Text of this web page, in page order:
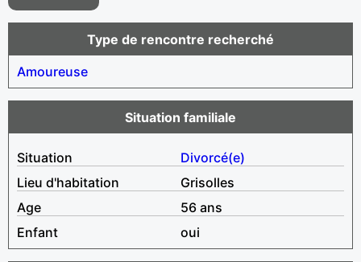
Type de rencontre recherché
Amoureuse
Situation familiale
Situation
Divorcé(e)
Lieu d'habitation
Grisolles
Age
56 ans
Enfant
oui